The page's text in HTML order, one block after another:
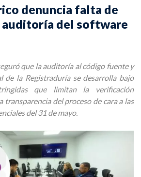
denuncia falta de
auditoría del software
que la auditoría al código fuente y
de la Registraduría se desarrolla bajo
que limitan la verificación
transparencia del proceso de cara a las
del 31 de mayo.